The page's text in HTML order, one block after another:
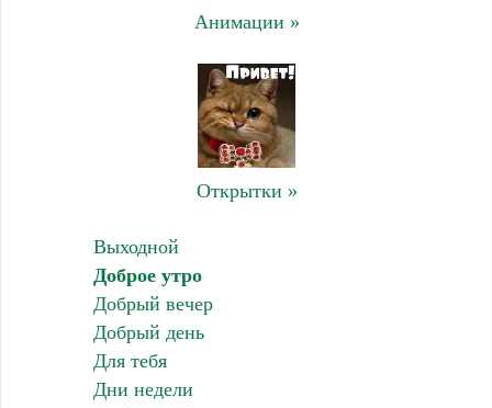
Анимации »
Открытки »
Выходной
Доброе утро
Добрый вечер
Добрый день
Для тебя
Дни недели